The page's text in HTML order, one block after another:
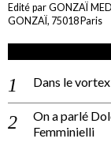
Edité par GONZAÏ
GONZAÏ, 75018 Paris
Dans le
On a parlé
Femminielli